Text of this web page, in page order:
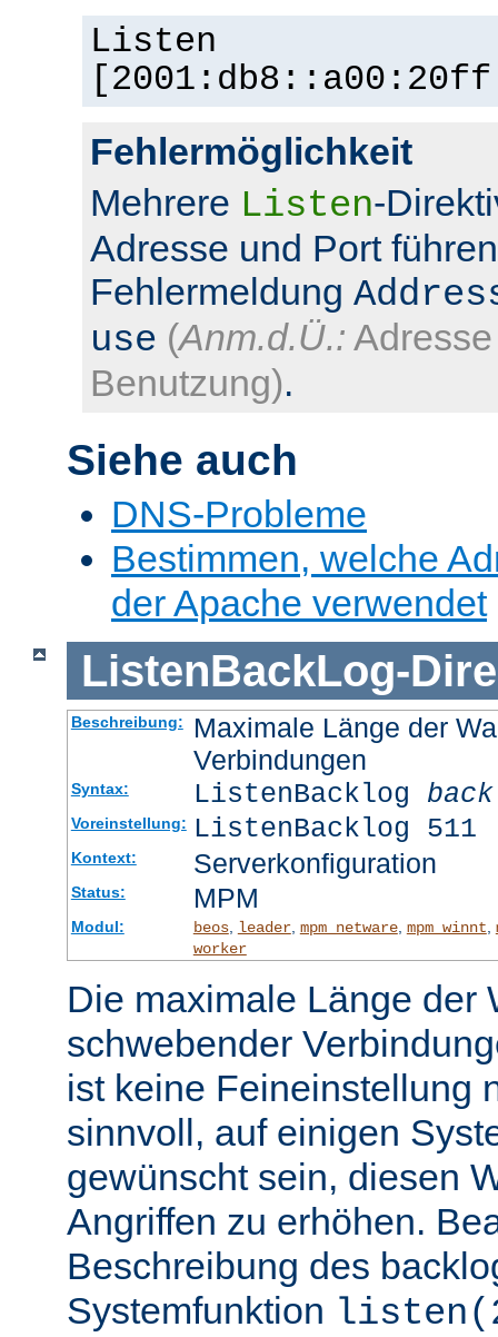
Listen
Fehlermöglichkeit
Mehrere Listen-
Adresse und Port
Fehlermeldung
use (Anm.d.Ü.:
Benutzung).
Siehe auch
DNS-Probleme
Bestimmen, welche
der Apache verwendet
ListenBackLog-
Beschreibung:
Maximale Länge der
Verbindungen
Syntax: ListenBacklog
Voreinstellung: ListenBacklog 511
Kontext: Serverkonfiguration
Status: MPM
Modul: beos, leader, mpm_netware, mpm_winnt,
worker
Die maximale Länge der
schwebender
ist keine Feineinstellung
sinnvoll, auf einigen
gewünscht sein, diesen
Angriffen zu erhöhen.
Beschreibung des
Systemfunktion